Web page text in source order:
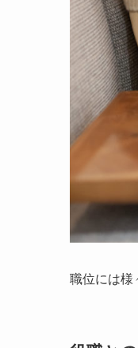
職位には様